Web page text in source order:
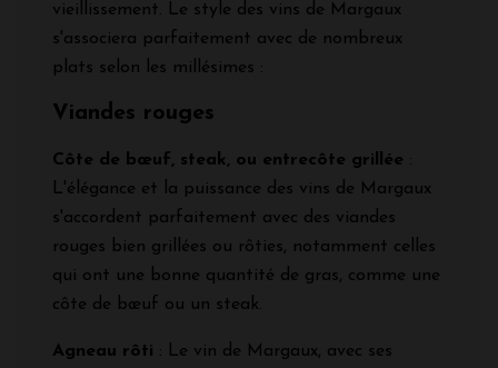
vieillissement. Le style des vins de Margaux
s'associera parfaitement avec de nombreux
plats selon les millésimes :
Viandes rouges
Côte de bœuf, steak, ou entrecôte grillée :
L'élégance et la puissance des vins de Margaux
s'accordent parfaitement avec des viandes
rouges bien grillées ou rôties, notamment celles
qui ont une bonne quantité de gras, comme une
côte de bœuf ou un steak.
Agneau rôti : Le vin de Margaux, avec ses